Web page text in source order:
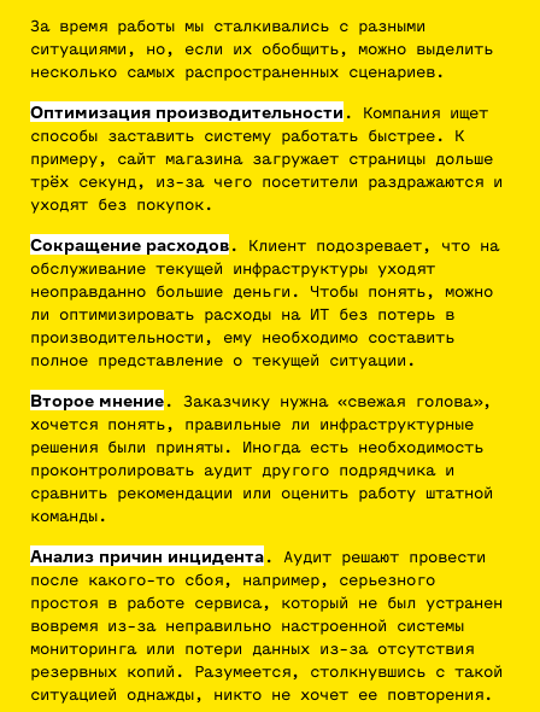
За время работы мы сталкивались с разными
ситуациями, но, если их обобщить, можно выделить
несколько самых распространенных сценариев.
Оптимизация производительности . Компания ищет
способы заставить систему работать быстрее. К
примеру, сайт магазина загружает страницы дольше
трёх секунд, из-за чего посетители раздражаются и
уходят без покупок.
Сокращение расходов. Клиент подозревает, что на
обслуживание текущей инфраструктуры уходят
неоправданно большие деньги. Чтобы понять, можно
ли оптимизировать расходы на ИТ без потерь в
производительности, ему необходимо составить
полное представление о текущей ситуации.
Второе мнение. Заказчику нужна «свежая голова»,
хочется понять, правильные ли инфраструктурные
решения были приняты. Иногда есть необходимость
проконтролировать аудит другого подрядчика и
сравнить рекомендации или оценить работу штатной
команды.
Анализ причин инцидента. Аудит решают провести
после какого-то сбоя, например, серьезного
простоя в работе сервиса, который не был устранен
вовремя из-за неправильно настроенной системы
мониторинга или потери данных из-за отсутствия
резервных копий. Разумеется, столкнувшись с такой
ситуацией однажды, никто не хочет ее повторения.